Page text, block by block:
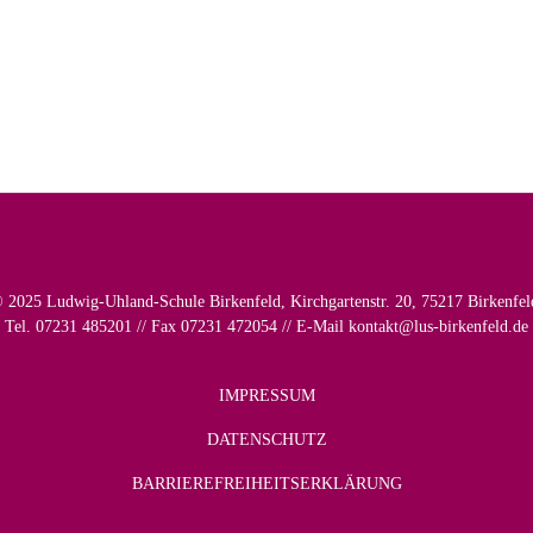
2025 Ludwig-Uhland-Schule Birkenfeld, Kirchgartenstr. 20, 75217
Tel. 07231 485201 // Fax 07231 472054 // E-Mail kontakt@lus-birkenfeld.de
IMPRESSUM
DATENSCHUTZ
BARRIEREFREIHEITSERKLÄRUNG